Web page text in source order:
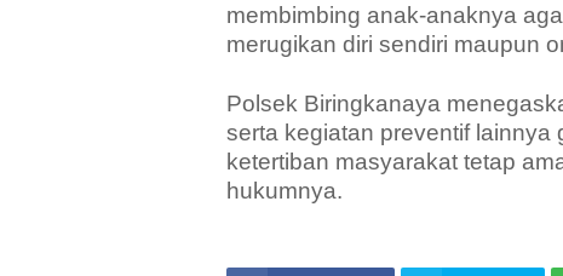
membimbing anak-anaknya
merugikan diri sendiri maupun
Polsek Biringkanaya
serta kegiatan preventif
ketertiban masyarakat tetap
hukumnya.